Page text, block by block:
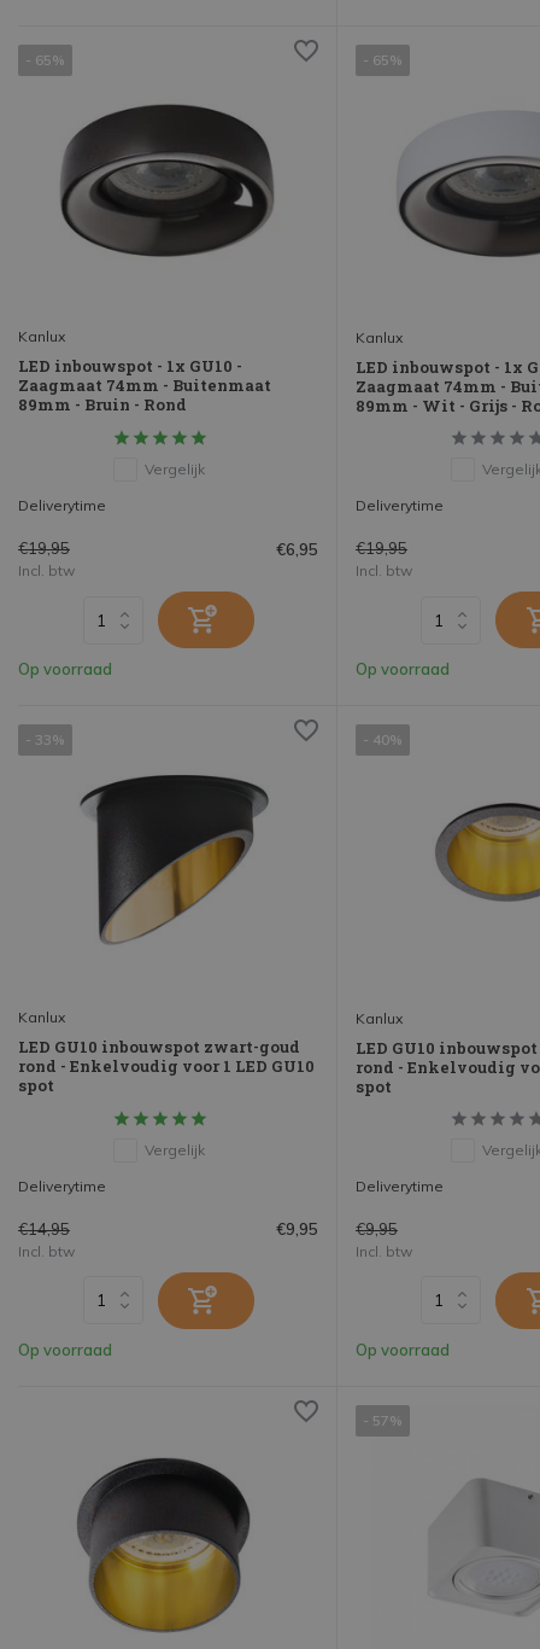
- 65%
Kanlux
LED inbouwspot - 1x GU10 -
Zaagmaat 74mm - Buitenmaat
89mm - Bruin - Rond
Vergelijk
Deliverytime
€19,95 €6,95
Incl. btw
Op voorraad
- 65%
Kanlux
LED inbouwspot - 1x
Zaagmaat 74mm -
89mm - Wit - Grijs -
Deliverytime
€19,95
Incl. btw
Op voorraad
- 33%
Kanlux
LED GU10 inbouwspot zwart-goud
rond - Enkelvoudig voor 1 LED GU10
spot
Vergelijk
Deliverytime
€14,95 €9,95
Incl. btw
Op voorraad
- 40%
Kanlux
LED GU10
rond - Enkelvoudig
spot
Deliverytime
€9,95
Incl. btw
Op voorraad
- 57%